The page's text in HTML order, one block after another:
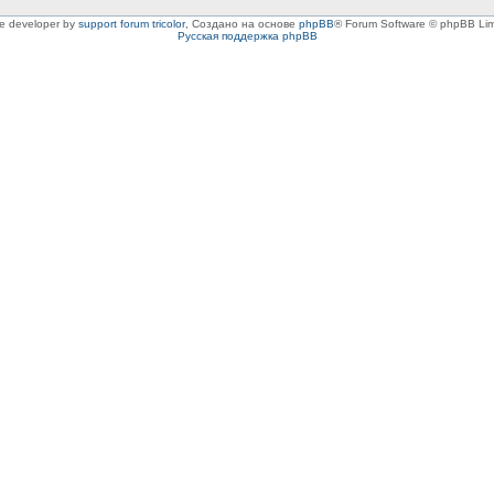
developer by support forum tricolor, Создано на основе phpBB® Forum Software © phpBB
Русская поддержка phpBB